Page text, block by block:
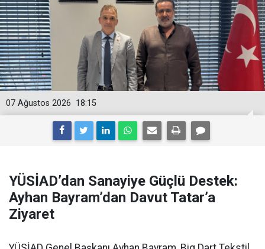
18:15
07 Ağustos 2026
YÜSİAD’dan Sanayiye Güçlü Destek:
Ayhan Bayram’dan Davut Tatar’a
Ziyaret